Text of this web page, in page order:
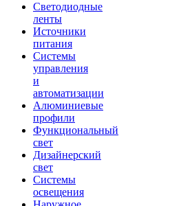
Светодиодные
ленты
Источники
питания
Системы
управления
и
автоматизации
Алюминиевые
профили
Функциональный
свет
Дизайнерский
свет
Системы
освещения